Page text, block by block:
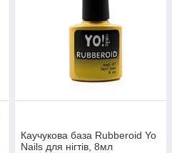
Каучукова база Rubberoid Yo
Nails для нігтів, 8мл